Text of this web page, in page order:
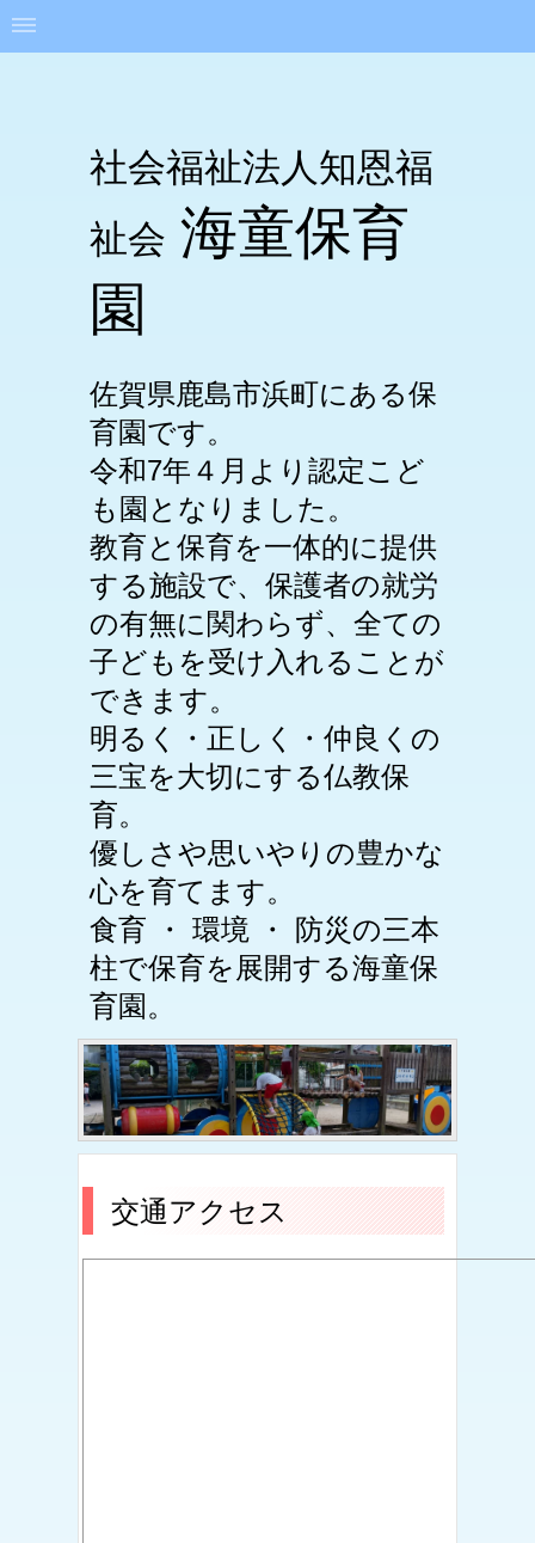
社会福祉法人知恩福
祉会 海童保育
園
佐賀県鹿島市浜町にある保
育園です。
令和7年４月より認定こど
も園となりました。
教育と保育を一体的に提供
する施設で、保護者の就労
の有無に関わらず、全ての
子どもを受け入れることが
できます。
明るく・正しく・仲良くの
三宝を大切にする仏教保
育。
優しさや思いやりの豊かな
心を育てます。
食育 ・ 環境 ・ 防災の三本
柱で保育を展開する海童保
育園。
交通アクセス